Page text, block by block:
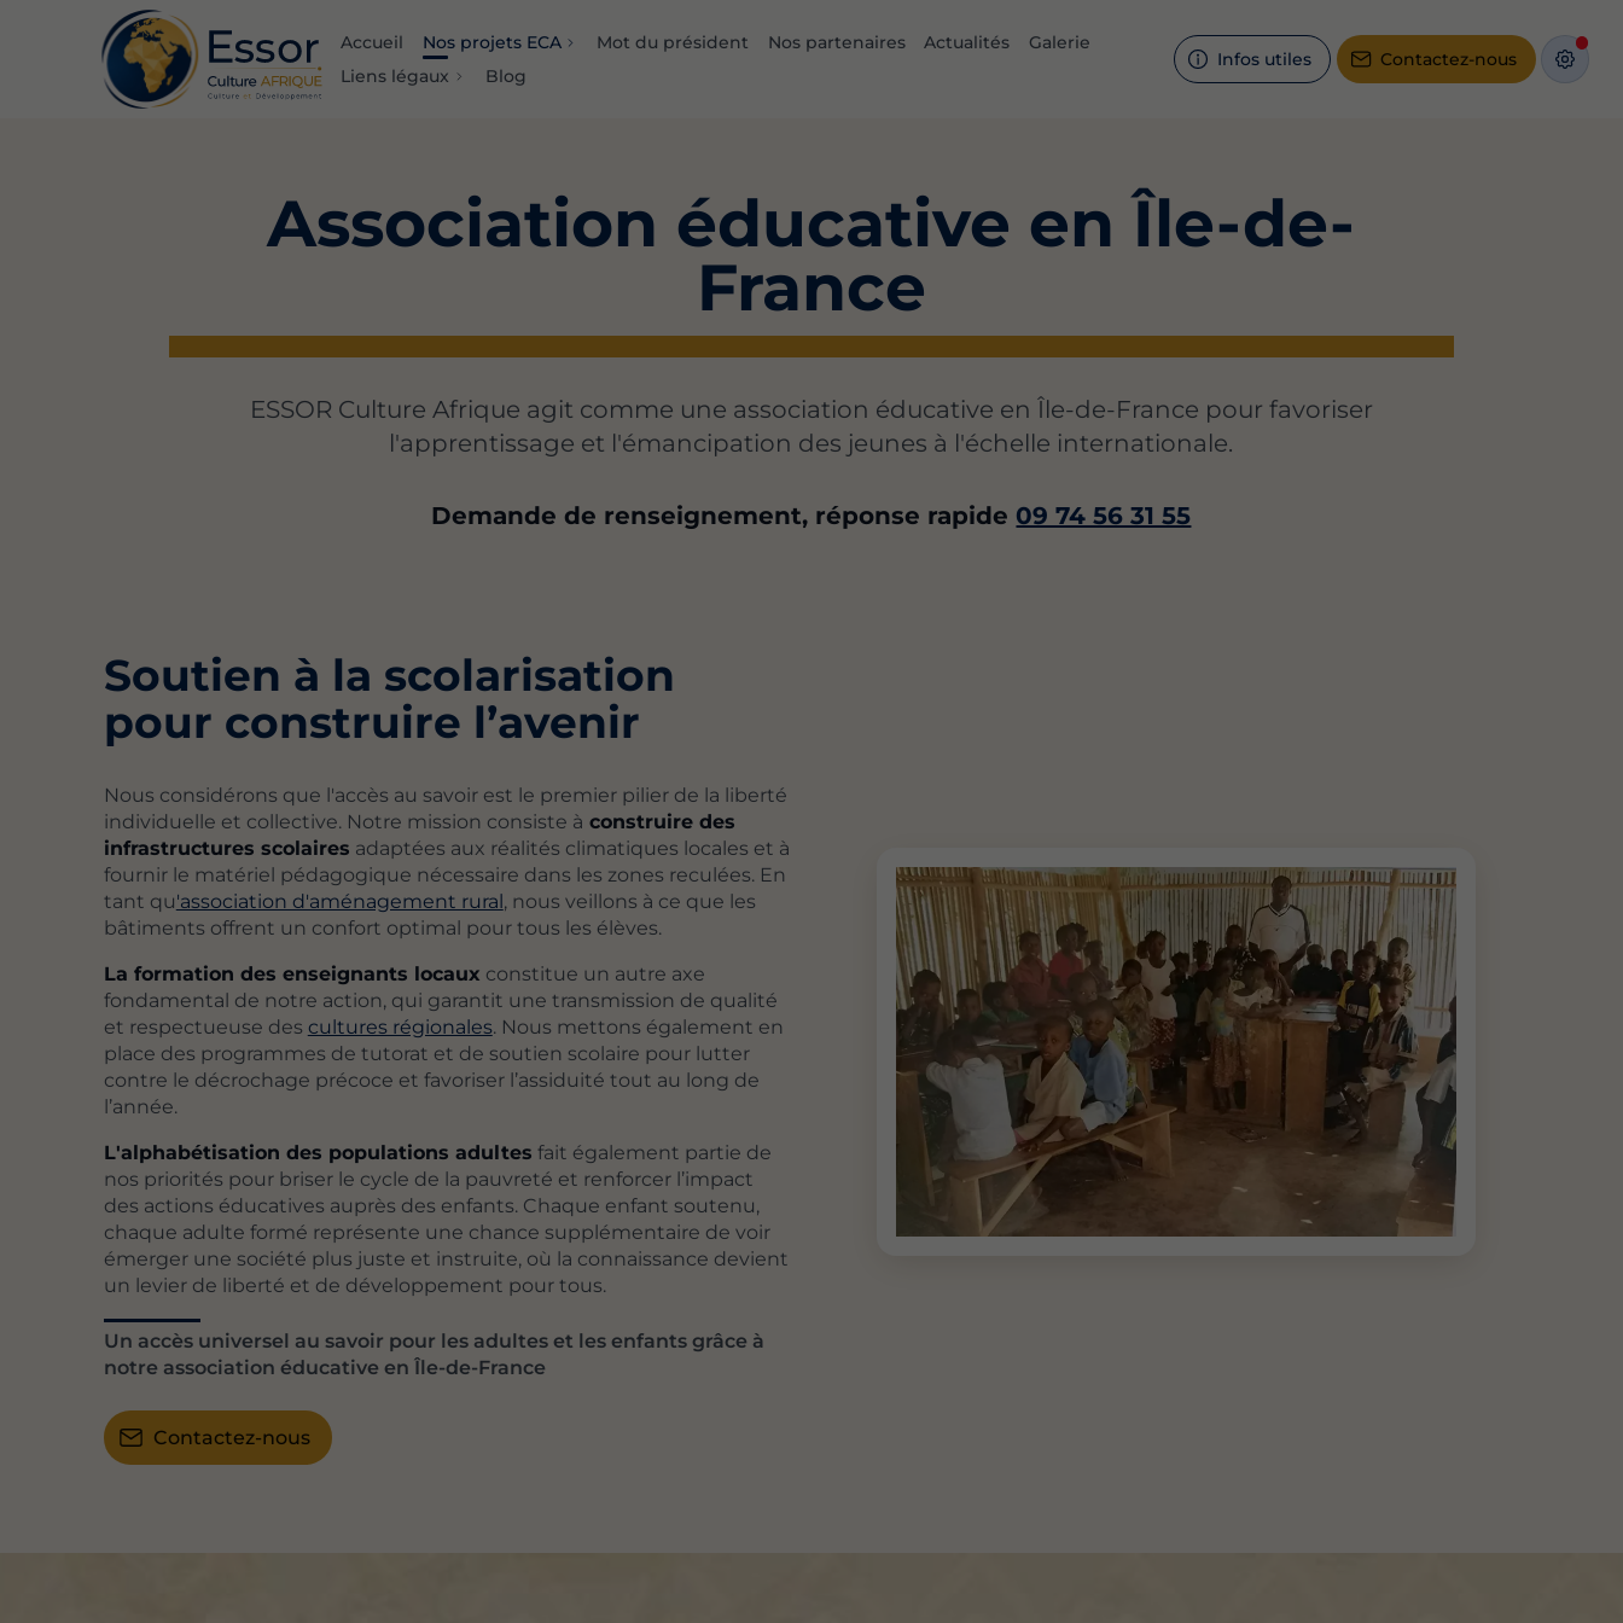
Accueil Nos projets ECA Mot du président Nos partenaires Actualités
Galerie
Liens légaux
Blog
Infos utiles Contactez-nous
Association éducative en Île-de-
France
ESSOR Culture Afrique agit comme une association éducative en Île-de-France pour favoriser
l'apprentissage et l'émancipation des jeunes à l'échelle internationale.
Demande de renseignement, réponse rapide 09 74 56 31 55
Soutien à la scolarisation
pour construire l’avenir
Nous considérons que l'accès au savoir est le premier pilier de la liberté
individuelle et collective. Notre mission consiste à construire des
infrastructures scolaires adaptées aux réalités climatiques locales et à
fournir le matériel pédagogique nécessaire dans les zones reculées. En
tant qu'association d'aménagement rural, nous veillons à ce que les
bâtiments offrent un confort optimal pour tous les élèves.
La formation des enseignants locaux constitue un autre axe
fondamental de notre action, qui garantit une transmission de qualité
et respectueuse des cultures régionales. Nous mettons également en
place des programmes de tutorat et de soutien scolaire pour lutter
contre le décrochage précoce et favoriser l’assiduité tout au long de
l’année.
L'alphabétisation des populations adultes fait également partie de
nos priorités pour briser le cycle de la pauvreté et renforcer l’impact
des actions éducatives auprès des enfants. Chaque enfant soutenu,
chaque adulte formé représente une chance supplémentaire de voir
émerger une société plus juste et instruite, où la connaissance devient
un levier de liberté et de développement pour tous.
Un accès universel au savoir pour les adultes et les enfants grâce à
notre association éducative en Île-de-France
Contactez-nous